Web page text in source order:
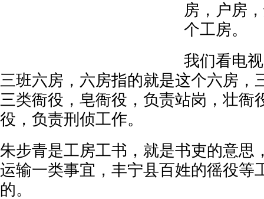
房，户房
个工房。
我们看电
三班六房，六房指的就是这个六房，
三类衙役，皂衙役，负责站岗，壮衙
役，负责刑侦工作。
朱步青是工房工书，就是书吏的意思
运输一类事宜，丰宁县百姓的徭役等
的。